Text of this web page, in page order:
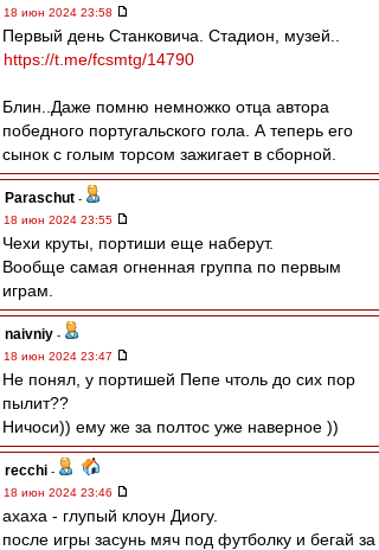
18 июн 2024 23:58
Первый день Станковича. Стадион, музей..
https://t.me/fcsmtg/14790
Блин..Даже помню немножко отца автора
победного португальского гола. А теперь его
сынок с голым торсом зажигает в сборной.
Paraschut -
18 июн 2024 23:55
Чехи круты, портиши еще наберут.
Вообще самая огненная группа по первым
играм.
naivniy -
18 июн 2024 23:47
Не понял, у портишей Пепе чтоль до сих пор
пылит??
Ничоси)) ему же за полтос уже наверное ))
recchi -
18 июн 2024 23:46
ахаха - глупый клоун Диогу.
после игры засунь мяч под футболку и бегай за